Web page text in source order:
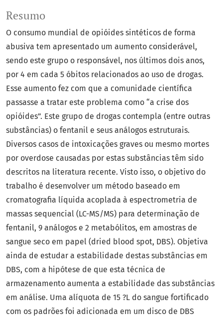
Resumo
O consumo mundial de opióides sintéticos de forma
abusiva tem apresentado um aumento considerável,
sendo este grupo o responsável, nos últimos dois anos,
por 4 em cada 5 óbitos relacionados ao uso de drogas.
Esse aumento fez com que a comunidade científica
passasse a tratar este problema como “a crise dos
opióides”. Este grupo de drogas contempla (entre outras
substâncias) o fentanil e seus análogos estruturais.
Diversos casos de intoxicações graves ou mesmo mortes
por overdose causadas por estas substâncias têm sido
descritos na literatura recente. Visto isso, o objetivo do
trabalho é desenvolver um método baseado em
cromatografia líquida acoplada à espectrometria de
massas sequencial (LC-MS/MS) para determinação de
fentanil, 9 análogos e 2 metabólitos, em amostras de
sangue seco em papel (dried blood spot, DBS). Objetiva
ainda de estudar a estabilidade destas substâncias em
DBS, com a hipótese de que esta técnica de
armazenamento aumenta a estabilidade das substâncias
em análise. Uma alíquota de 15 ?L do sangue fortificado
com os padrões foi adicionada em um disco de DBS